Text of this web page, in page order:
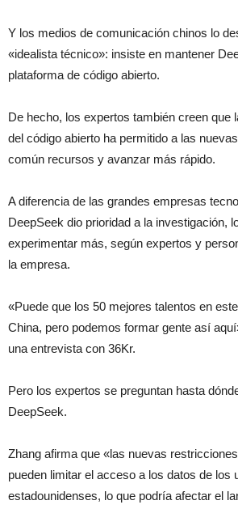
Y los medios de comunicación chinos lo
«idealista técnico»: insiste en mantener
plataforma de código abierto.
De hecho, los expertos también creen que
del código abierto ha permitido a las
común recursos y avanzar más rápido.
A diferencia de las grandes empresas
DeepSeek dio prioridad a la investigación,
experimentar más, según expertos y
la empresa.
«Puede que los 50 mejores talentos en
China, pero podemos formar gente así
una entrevista con 36Kr.
Pero los expertos se preguntan hasta
DeepSeek.
Zhang afirma que «las nuevas
pueden limitar el acceso a los datos de los
estadounidenses, lo que podría afectar el